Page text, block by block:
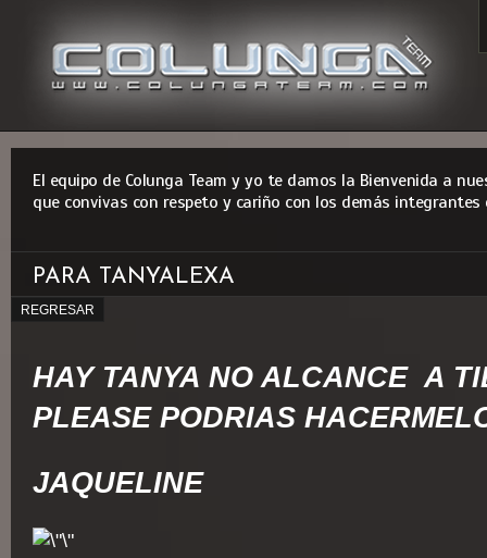
El equipo de Colunga Team y yo te damos la Bienvenida a
que convivas con respeto y cariño con los demás integrantes
PARA TANYALEXA
REGRESAR
HAY TANYA NO ALCANCE A
PLEASE PODRIAS
JAQUELINE